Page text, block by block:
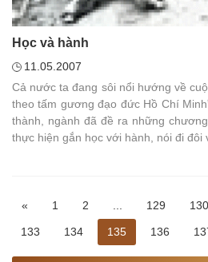
Học và hành
11.05.2007
Cả nước ta đang sôi nổi hướng về
theo tấm gương đạo đức Hồ Chí
thành, ngành đã đề ra những
thực hiện gắn học với hành, nói đi đôi
« 1 2 129 130
133 134 135 136